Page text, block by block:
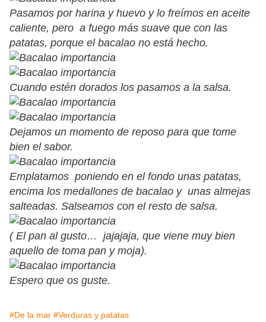
Pasamos por harina y huevo y lo freímos en aceite
caliente, pero a fuego más suave que con las
patatas, porque el bacalao no está hecho.
Cuando estén dorados los pasamos a la salsa.
Dejamos un momento de reposo para que tome
bien el sabor.
Emplatamos poniendo en el fondo unas patatas,
encima los medallones de bacalao y unas almejas
salteadas. Salseamos con el resto de salsa.
( El pan al gusto… jajajaja, que viene muy bien
aquello de toma pan y moja).
Espero que os guste.
#De la mar #Verduras y patatas